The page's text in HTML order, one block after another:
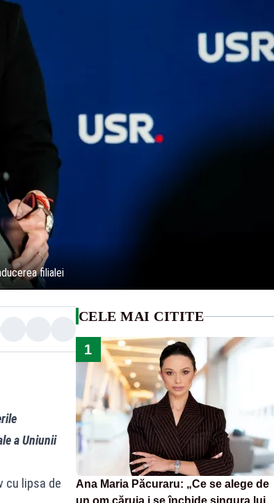
filialei
a Uniunii
cu lipsa de
CELE MAI CITITE
1
Ana Maria Păcuraru: „Ce se alege de
un om căruia i se închide singura lui